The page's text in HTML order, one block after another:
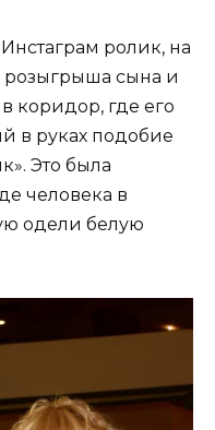
ролик, на
розыгрыша сына и
коридор, где его
в руках подобие
Это была
человека в
одели белую